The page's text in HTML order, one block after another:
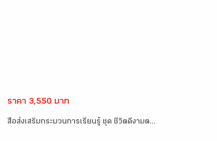
ราคา 3,550 บาท
สื่อส่งเสริมกระบวนการเรียนรู้ ชุด ชีวิตดีงามต...